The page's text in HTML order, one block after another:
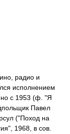
радио и
исполнением
с 1953 (ф. "Я
Павел
("Поход на
1968, в сов.